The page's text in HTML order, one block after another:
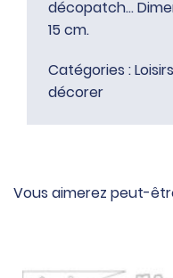
décopatch…
15 cm.
Catégories :
décorer
Vous aimerez peut-